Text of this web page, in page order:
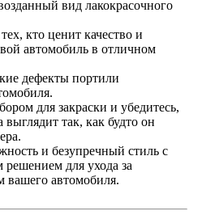
вид лакокрасочного
кто ценит качество и
автомобиль в отличном
дефекты портили
для закраски и убедитесь,
так, как будто он
и безупречный стиль с
для ухода за
вашего автомобиля.